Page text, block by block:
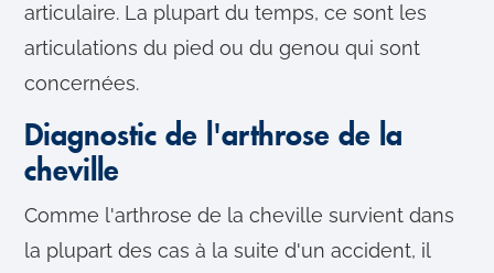
articulaire. La plupart du temps, ce sont les
articulations du pied ou du genou qui sont
concernées.
Diagnostic de l'arthrose de la
cheville
Comme l'arthrose de la cheville survient dans
la plupart des cas à la suite d'un accident, il